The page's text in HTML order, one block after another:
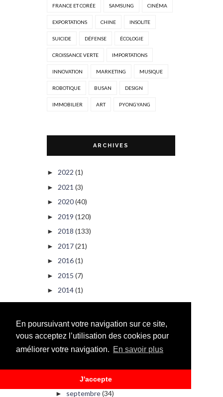
En poursuivant votre navigation sur ce site,
vous acceptez l’utilisation des cookies pour
améliorer votre navigation. En savoir plus
J'accepte
FRANCE ET CORÉE SAMSUNG CINÉMA
EXPORTATIONS CHINE INSOLITE
SUICIDE DÉFENSE ÉCOLOGIE
CROISSANCE VERTE IMPORTATIONS
INNOVATION MARKETING MUSIQUE
ROBOTIQUE BUSAN DESIGN
IMMOBILIER ART PYONGYANG
ARCHIVES
► 2022 (1)
► 2021 (3)
► 2020(40)
► 2019 (120)
► 2018 (133)
► 2017(21)
► 2016(1)
► 2015 (7)
► 2014(1)
►2013(108)
► 2012 (68)
▼ 2011 (473)
►décembre(34)
octobre(75)
► septembre(34)